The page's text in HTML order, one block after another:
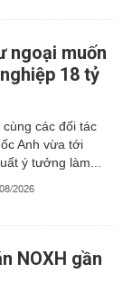
ngoại muốn
18 tỷ
các đối tác
Anh vừa tới
ý tưởng làm...
2026
NOXH gần